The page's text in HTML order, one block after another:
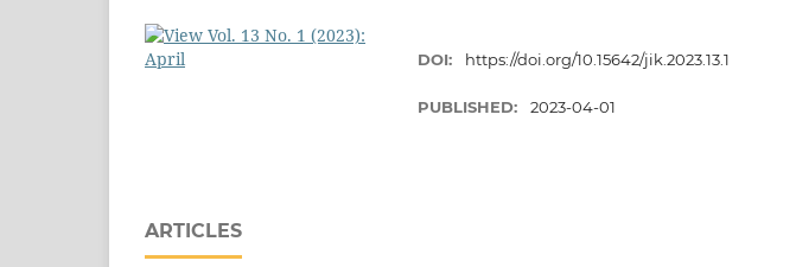
DOI: https://doi.org/10.15642/jik.2023.13.1
PUBLISHED: 2023-04-01
ARTICLES